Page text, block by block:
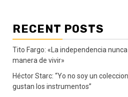
RECENT POSTS
Tito Fargo: «La independencia
manera de vivir»
Héctor Starc: “Yo no soy un
gustan los instrumentos”